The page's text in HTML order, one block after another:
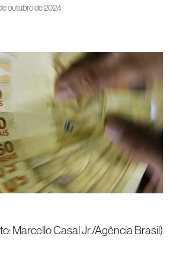
outubro de 2024
Marcello Casal Jr./Agência Brasil)